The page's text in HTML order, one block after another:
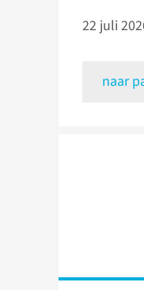
22 juli
naar